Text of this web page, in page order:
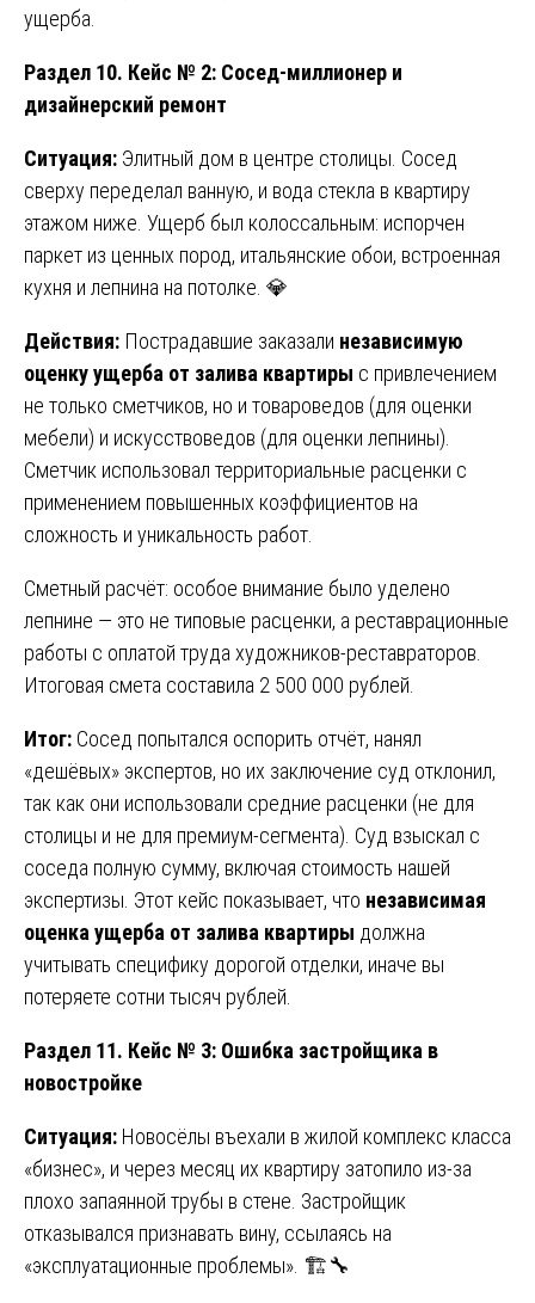
ущерба.
Раздел 10. Кейс № 2: Сосед-миллионер и
дизайнерский ремонт
Ситуация: Элитный дом в центре столицы. Сосед
сверху переделал ванную, и вода стекла в квартиру
этажом ниже. Ущерб был колоссальным: испорчен
паркет из ценных пород, итальянские обои, встроенная
кухня и лепнина на потолке. 💎
Действия: Пострадавшие заказали независимую
оценку ущерба от залива квартиры с привлечением
не только сметчиков, но и товароведов (для оценки
мебели) и искусствоведов (для оценки лепнины).
Сметчик использовал территориальные расценки с
применением повышенных коэффициентов на
сложность и уникальность работ.
Сметный расчёт: особое внимание было уделено
лепнине — это не типовые расценки, а реставрационные
работы с оплатой труда художников-реставраторов.
Итоговая смета составила 2 500 000 рублей.
Итог: Сосед попытался оспорить отчёт, нанял
«дешёвых» экспертов, но их заключение суд отклонил,
так как они использовали средние расценки (не для
столицы и не для премиум-сегмента). Суд взыскал с
соседа полную сумму, включая стоимость нашей
экспертизы. Этот кейс показывает, что независимая
оценка ущерба от залива квартиры должна
учитывать специфику дорогой отделки, иначе вы
потеряете сотни тысяч рублей.
Раздел 11. Кейс № 3: Ошибка застройщика в
новостройке
Ситуация: Новосёлы въехали в жилой комплекс класса
«бизнес», и через месяц их квартиру затопило из-за
плохо запаянной трубы в стене. Застройщик
отказывался признавать вину, ссылаясь на
«эксплуатационные проблемы». 🏗️🔧